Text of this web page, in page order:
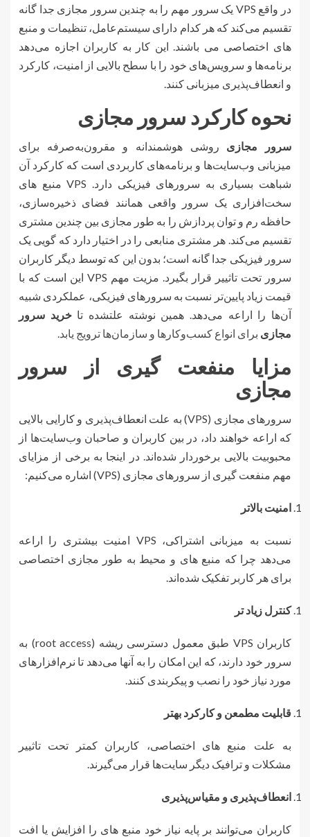
در واقع VPS یک سرور مهم را به چندین سرور مجازی جدا گانه
تقسیم می‌کند که هر کدام دارای سیستم‌عامل، تنظیمات و منبع
های اختصاصی می باشند. این کار به کاربران اجازه می‌دهد
برنامه‌ها و سرویس‌های خود را با سطح بالایی از امنیت، کارکرد
و انعطاف‌پذیری میزبانی کنند.
نحوه کارکرد سرور مجازی
سرور مجازی روشی هوشمندانه و مقرون‌به‌صرفه برای
میزبانی وب‌سایت‌ها و برنامه‌های کاربردی است که کارکرد آن
شباهت بسیاری به سرورهای فیزیکی دارد. VPS منبع های
سخت‌افزاری یک سرور واقعی همانند فضای ذخیره‌سازی،
حافظه رم و توان پردازش را به طور مجازی بین چندین مشتری
تقسیم می‌کند. هر مشتری منابعی را در اختیار دارد که گویی یک
سرور فیزیکی جدا گانه است؛ بدون این که توسط دیگر کاربران
سرور تحت تاثییر قرار بگیرد. مزیت مهم VPS این است که با
قیمت زیاد پایین‌تر نسبت به سرورهای فیزیکی، عملکردی شبیه
آن‌ها را اراعه می‌دهد. همین نوشته علتشده تاخرید سرور
مجازی برای انواع کسب‌وکارها و سازمان‌ها ترویج یابد.
مزایا منفعت گیری از سرور
مجازی
سرورهای مجازی (VPS) به علت انعطاف‌پذیری و کارایی بالایی
که اراعه خواهند داد، در بین کاربران و صاحبان وب‌سایت‌ها از
محبوبیت بالایی برخوردار شده‌اند. در اینجا به برخی از مزایای
مهم منفعت گیری از سرورهای مجازی (VPS) اشاره می‌کنیم:
امنیت بالاتر
نسبت به میزبانی اشتراکی، VPS امنیت بیشتری را اراعه
می‌دهد چرا که منبع های و محیط به طور مجازی اختصاصی
برای هر کاربر تفکیک شده‌اند.
کنترل زیاد تر
کاربران VPS طبق معمول دسترسی ریشه (root access) به
سرور خود دارند، که این امکان را به آنها می‌دهد تا نرم‌افزارهای
مورد نیاز خود را نصب و پیکربندی کنند.
قابلیت مطمعن و کارکرد بهتر
به علت منبع های اختصاصی، کاربران کمتر تحت تاثییر
مشکلات و ترافیک دیگر سایت‌ها قرار می‌گیرند.
انعطاف‌پذیری و مقیاس‌پذیری
کاربران می‌توانند بر پایه نیاز خود منبع های را افزایش یا افت